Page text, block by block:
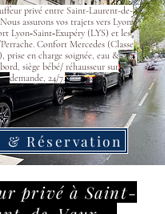
privé entre Saint-Laurent-de-
assurons vos trajets vers Lyon
Lyon‑Saint‑Exupéry (LYS) et les
Confort Mercedes (Classe
prise en charge soignée, eau &
siège bébé/ réhausseur sur
demande, 24/7.
& Réservation
privé à Saint-